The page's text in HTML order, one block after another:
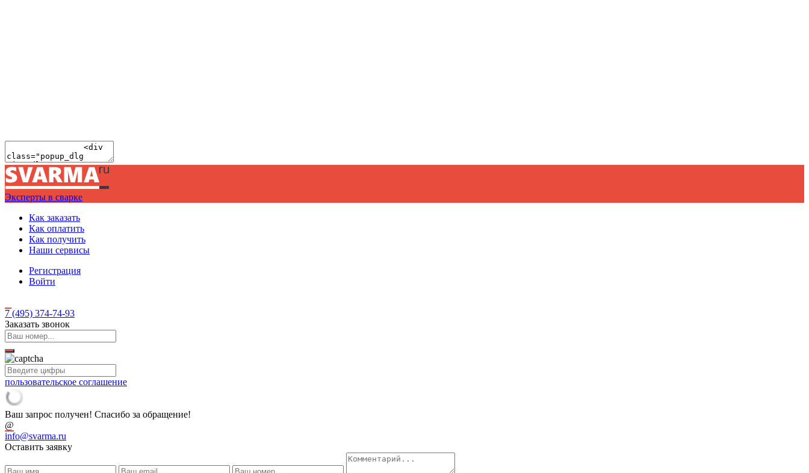
Эксперты в сварке
Как заказать
Как оплатить
Как получить
Наши сервисы
Регистрация
Войти
7 (495) 374-74-93
Заказать звонок
пользовательское соглашение
Ваш запрос получен! Спасибо за обращение!
@
info@svarma.ru
Оставить заявку